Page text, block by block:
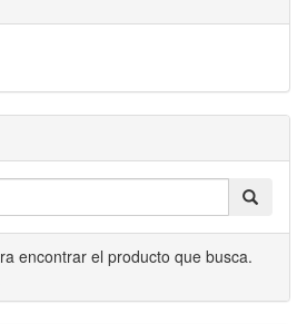
encontrar el producto que busca.